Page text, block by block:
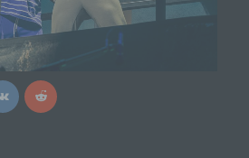
auszuliefern, (2) die Inhalte
sowie die Werbung für diese
dauerhafte
Systeme und der
zu gewährleisten
im Falle
bereitzustellen. Diese